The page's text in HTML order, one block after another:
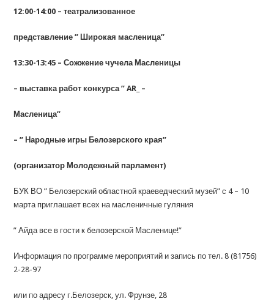
12:00-14:00 – театрализованное
представление ” Широкая масленица”
13:30-13:45 – Сожжение чучела Масленицы
– выставка работ конкурса ” AR_ –
Масленица”
– ” Народные игры Белозерского края”
(организатор Молодежный парламент)
БУК ВО ” Белозерский областной краеведческий музей” с 4 – 10
марта приглашает всех на масленичные гуляния
” Айда все в гости к белозерской Масленице!”
Информация по программе мероприятий и запись по тел. 8 (81756)
2-28-97
или по адресу г.Белозерск, ул. Фрунзе, 28